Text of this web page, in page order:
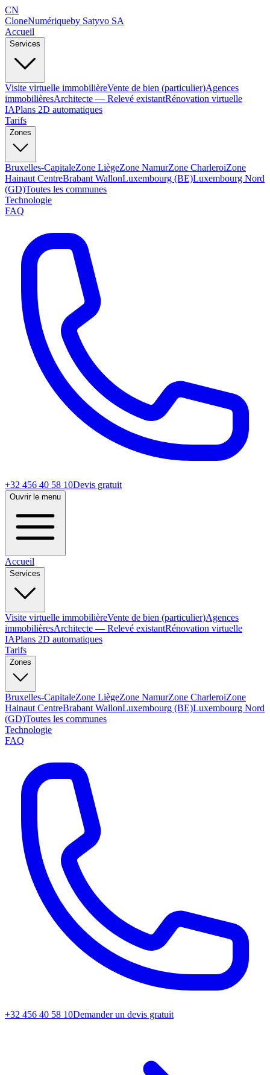
CN
CloneNumériqueby Satyvo SA
Accueil
Services
Visite virtuelle immobilièreVente de bien (particulier)Agences
immobilièresArchitecte — Relevé existantRénovation virtuelle
IAPlans 2D automatiques
Tarifs
Zones
Bruxelles-CapitaleZone LiègeZone NamurZone CharleroiZone
Hainaut CentreBrabant WallonLuxembourg (BE)Luxembourg Nord
(GD)Toutes les communes
Technologie
FAQ
+32 456 40 58 10Devis gratuit
Ouvrir le menu
Accueil
Services
Visite virtuelle immobilièreVente de bien (particulier)Agences
immobilièresArchitecte — Relevé existantRénovation virtuelle
IAPlans 2D automatiques
Tarifs
Zones
Bruxelles-CapitaleZone LiègeZone NamurZone CharleroiZone
Hainaut CentreBrabant WallonLuxembourg (BE)Luxembourg Nord
(GD)Toutes les communes
Technologie
FAQ
+32 456 40 58 10Demander un devis gratuit